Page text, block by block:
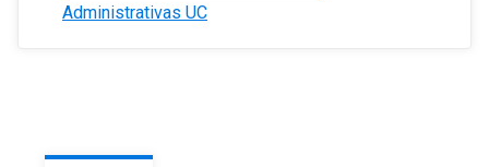
Administrativas UC